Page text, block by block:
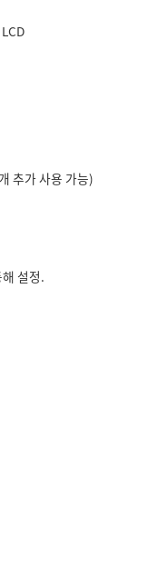
추가 사용 가능)
설정.